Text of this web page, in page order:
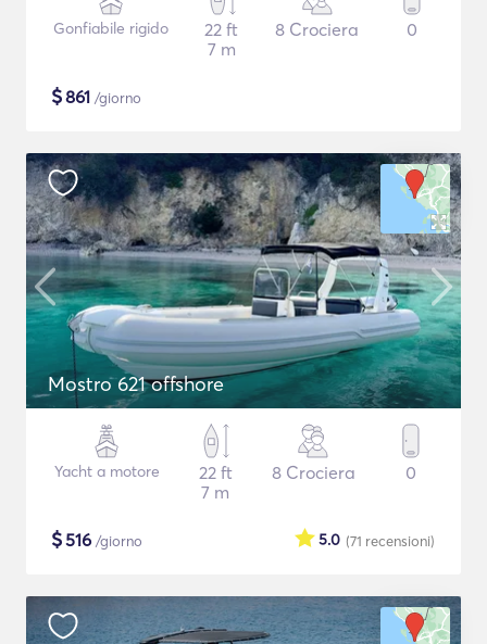
Gonfiabile rigido
22 ft
7 m
8 Crociera 0
$861 /giorno
Mostro 621 offshore
Yacht a motore
22 ft
7 m
8 Crociera 0
$516 /giorno (71 recensioni)
5.0